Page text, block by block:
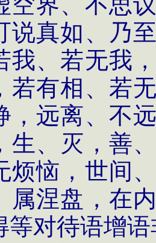
说真如、乃
我、若无我
若有相、若
，远离、不
生、灭，善
烦恼，世间
属涅盘，在
等对待语增